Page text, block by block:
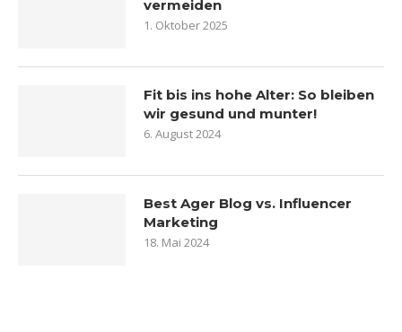
vermeiden
1. Oktober 2025
Fit bis ins hohe Alter: So bleiben
wir gesund und munter!
6. August 2024
Best Ager Blog vs. Influencer
Marketing
18. Mai 2024